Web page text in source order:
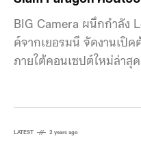
BIG Camera ผนึกกำลัง
ด์จากเยอรมนี จัดงานเปิ
ภายใต้คอนเซปต์ใหม่ล่าสุ
สะสม และอุปกรณ์ส่องทา
LATEST 2 years ago